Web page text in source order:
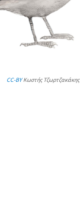
CC-BYΚωστής Τζωρτζακάκης